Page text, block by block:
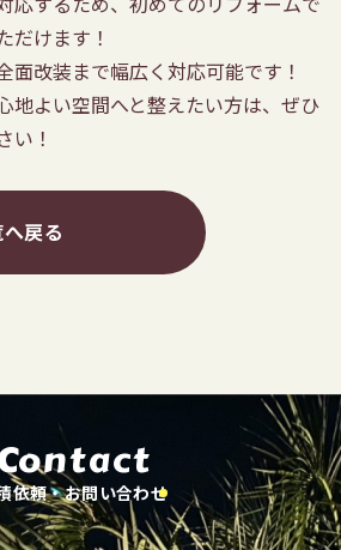
だけます！
面改装まで幅広く対応可能です！
地よい空間へと整えたい方は、ぜひ
い！
戻る
依頼・お問い合わせ